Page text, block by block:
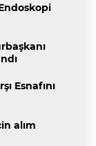
Esnafını
alım